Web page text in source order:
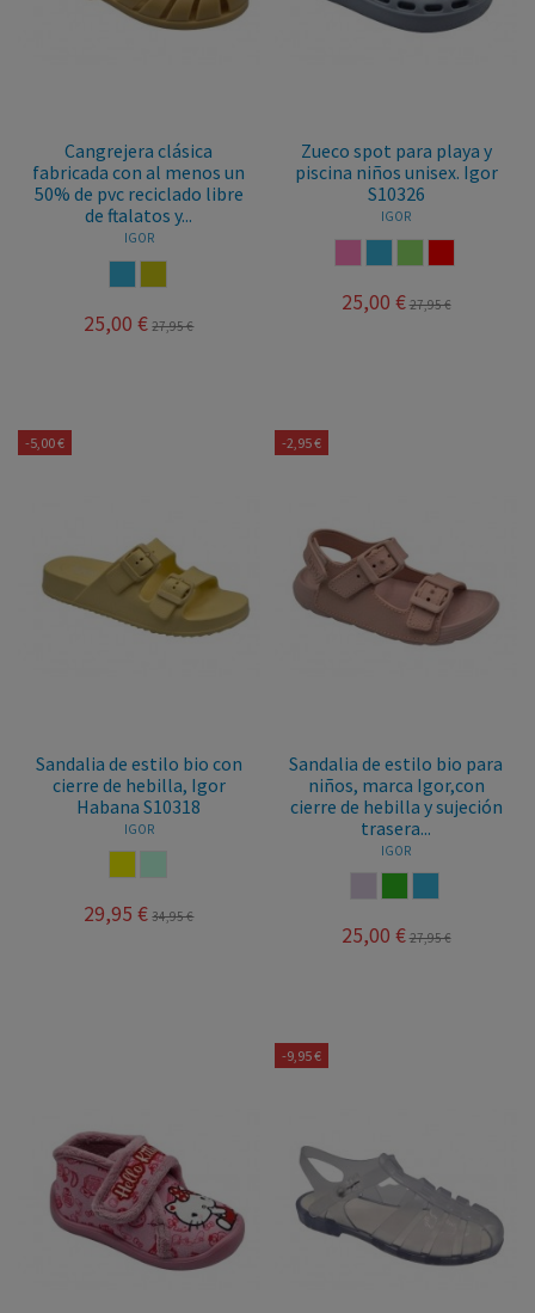
Cangrejera clásica
fabricada con al menos un
50% de pvc reciclado libre
de ftalatos y...
IGOR
25,00 € 27,95 €
Zueco spot para playa y
piscina niños unisex. Igor
S10326
IGOR
25,00 € 27,95 €
-5,00 €
Sandalia de estilo bio con
cierre de hebilla, Igor
Habana S10318
IGOR
29,95 € 34,95 €
-2,95 €
Sandalia de estilo bio para
niños, marca Igor,con
cierre de hebilla y sujeción
trasera...
IGOR
25,00 € 27,95 €
-9,95 €